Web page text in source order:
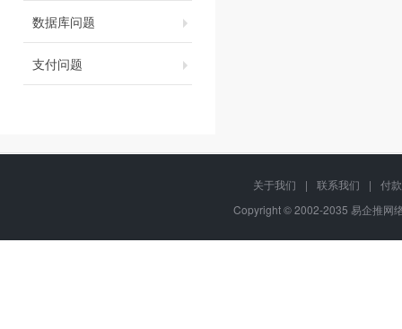
数据库问题
支付问题
关于我们 | 联系我们 |
付
Copyright © 2002-2035 易企推网